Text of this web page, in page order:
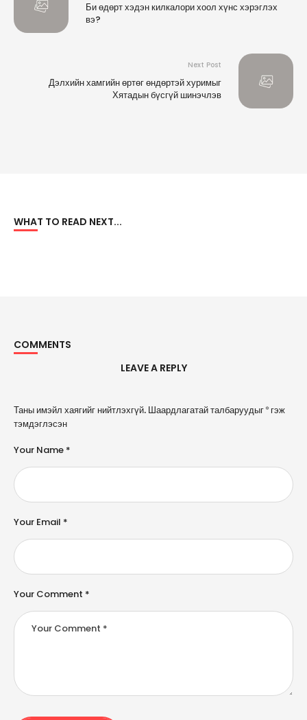
Би өдөрт хэдэн килкалори хоол хүнс хэрэглэх
вэ?
Next Post
Дэлхийн хамгийн өртөг өндөртэй хуримыг
Хятадын бүсгүй шинэчлэв
WHAT TO READ NEXT...
COMMENTS
LEAVE A REPLY
Таны имэйл хаягийг нийтлэхгүй. Шаардлагатай талбаруудыг*гэж
тэмдэглэсэн
Your Comment *
Your Name *
Your Email *
A
l
e
n
a
ti
e